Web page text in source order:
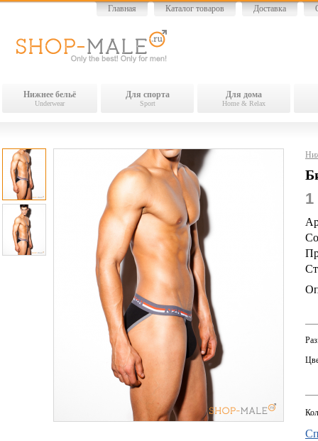
Главная Каталог товаров Доставка
Нижнее бельё
Underwear
Для спорта
Sport
Для дома
Home & Relax